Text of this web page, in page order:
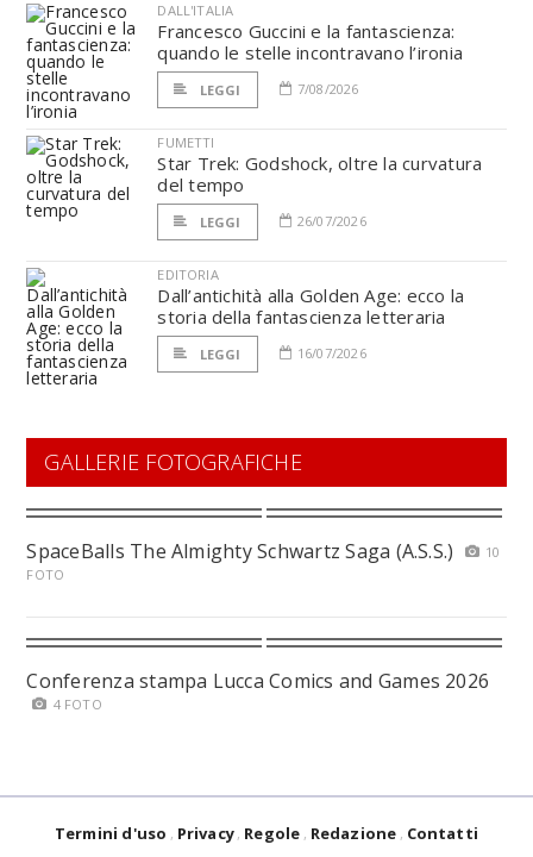
DALL'ITALIA
Francesco Guccini e la fantascienza:
quando le stelle incontravano l’ironia
LEGGI 7/08/2026
FUMETTI
Star Trek: Godshock, oltre la curvatura
del tempo
LEGGI 26/07/2026
EDITORIA
Dall’antichità alla Golden Age: ecco la
storia della fantascienza letteraria
LEGGI 16/07/2026
GALLERIE FOTOGRAFICHE
SpaceBalls The Almighty Schwartz Saga (A.S.S.)
10
FOTO
Conferenza stampa Lucca Comics and Games 2026
4 FOTO
Termini d'uso Privacy Regole Redazione Contatti